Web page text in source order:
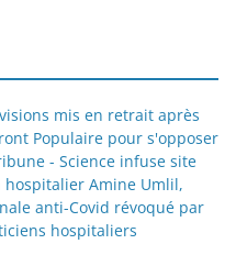
mis en retrait après
Populaire pour s'opposer
- Science infuse site
hospitalier Amine Umlil,
anti-Covid révoqué par
hospitaliers